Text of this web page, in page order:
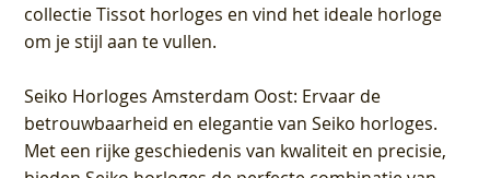
collectie Tissot horloges en vind het ideale horloge
om je stijl aan te vullen.
Seiko Horloges Amsterdam Oost: Ervaar de
betrouwbaarheid en elegantie van Seiko horloges.
Met een rijke geschiedenis van kwaliteit en precisie,